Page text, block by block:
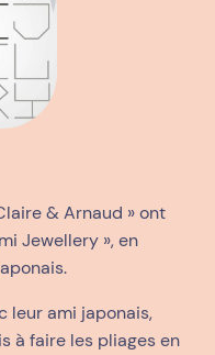
& Arnaud » ont
Jewellery », en
leur ami japonais,
à faire les pliages en